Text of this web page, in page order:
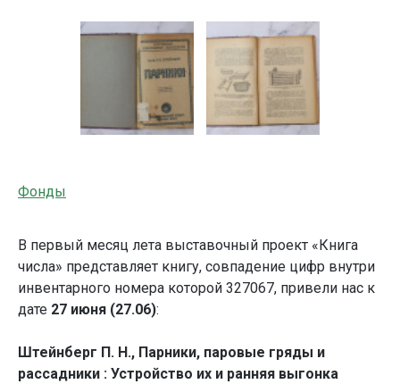
Фонды
В первый месяц лета выставочный проект «Книга
числа» представляет книгу, совпадение цифр внутри
инвентарного номера которой 327067, привели нас к
дате 27 июня (27.06):
Штейнберг П. Н., Парники, паровые гряды и
рассадники : Устройство их и ранняя выгонка